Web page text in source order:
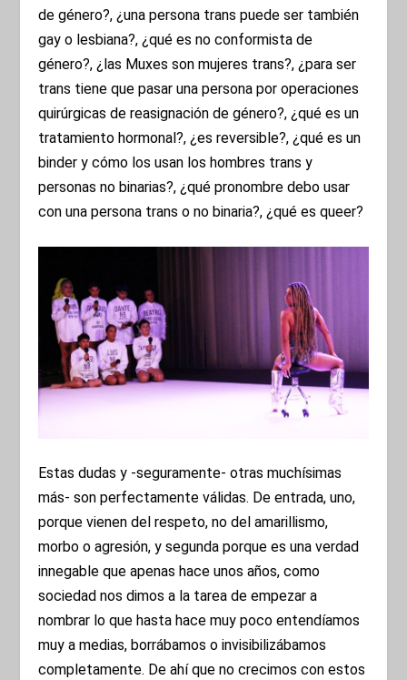
de género?, ¿una persona trans puede ser también
gay o lesbiana?, ¿qué es no conformista de
género?, ¿las Muxes son mujeres trans?, ¿para ser
trans tiene que pasar una persona por operaciones
quirúrgicas de reasignación de género?, ¿qué es un
tratamiento hormonal?, ¿es reversible?, ¿qué es un
binder y cómo los usan los hombres trans y
personas no binarias?, ¿qué pronombre debo usar
con una persona trans o no binaria?, ¿qué es queer?
Estas dudas y -seguramente- otras muchísimas
más- son perfectamente válidas. De entrada, uno,
porque vienen del respeto, no del amarillismo,
morbo o agresión, y segunda porque es una verdad
innegable que apenas hace unos años, como
sociedad nos dimos a la tarea de empezar a
nombrar lo que hasta hace muy poco entendíamos
muy a medias, borrábamos o invisibilizábamos
completamente. De ahí que no crecimos con estos